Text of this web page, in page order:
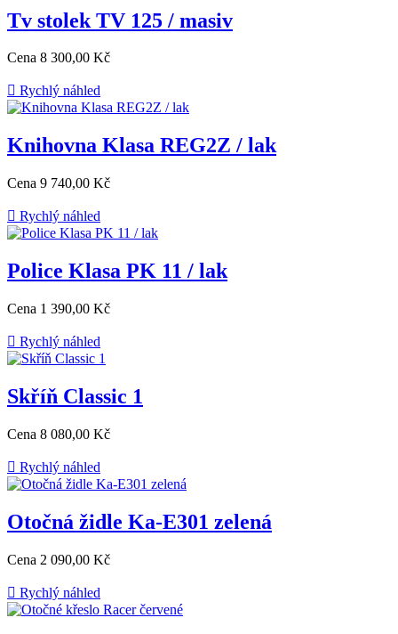
Tv stolek TV 125 / masiv
Cena 8 300,00 Kč
 Rychlý náhled
Knihovna Klasa REG2Z / lak
Cena 9 740,00 Kč
 Rychlý náhled
Police Klasa PK 11 / lak
Cena 1 390,00 Kč
 Rychlý náhled
Skříň Classic 1
Cena 8 080,00 Kč
 Rychlý náhled
Otočná židle Ka-E301 zelená
Cena 2 090,00 Kč
 Rychlý náhled